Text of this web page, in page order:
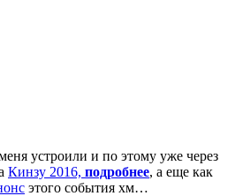
устроили и по этому уже через
Кинзу 2016, подробнее, а еще как
этого события хм…